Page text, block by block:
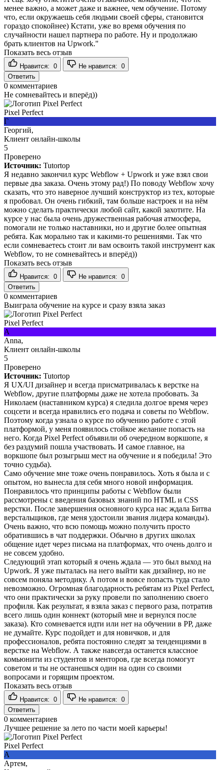
менее важно, а может даже и важнее, чем обучение. Потому
что, если окружаешь себя людьми своей сферы, становится
гораздо спокойнее) Кстати, уже во время обучения по
случайности нашел партнера по работе. Ну и продолжаю
брать клиентов на Upwork."
Показать весь отзыв
Нравится: 0 Не нравится: 0
Ответить
0 комментариев
Не сомневайтесь и вперёд))
Pixel Perfect
Г
Георгий,
Клиент онлайн-школы
5
Проверено
Источник: Tutortop
Я недавно закончил курс Webflow + Upwork и уже взял свои
первые два заказа. Очень этому рад!) По поводу Webflow хочу
сказать, что это наверное лучший конструктор из тех, которые
я пробовал. Он очень гибкий, там больше настроек и на нём
можно сделать практически любой сайт, какой захотите. На
курсе у нас была очень дружественная рабочая атмосфера,
помогали не только наставники, но и другие более опытная
ребята. Как морально так и какими-то решениями. Так что
если сомневаетесь стоит ли вам освоить такой инструмент как
Webflow, то не сомневайтесь и вперёд))
Показать весь отзыв
Нравится: 0 Не нравится: 0
Ответить
0 комментариев
Выиграла обучение на курсе и сразу взяла заказ
Pixel Perfect
A
Anna,
Клиент онлайн-школы
5
Проверено
Источник: Tutortop
Я UX/UI дизайнер и всегда присматривалась к верстке на
Webflow, другие платформы даже не хотела пробовать. За
Николаем (наставником курса) я следила долгое время через
соцсети и всегда нравились его подача и советы по Webflow.
Поэтому когда узнала о курсе по обучению работе с этой
платформой, у меня появилось стойкое желание попасть на
него. Когда Pixel Perfect объявили об очередном воркшопе, я
без раздумий пошла участвовать. И самое главное, на
воркшопе был розыгрыш мест на обучение и я победила! Это
точно судьба).
Само обучение мне тоже очень понравилось. Хоть я была и с
опытом, но вынесла для себя много новой информация.
Понравилось что принципы работы с Webflow были
рассмотрены с введения базовых знаний по HTML и CSS
верстки. После завершения основного курса нас ждала Битва
верстальщиков, где меня удостоили звания лидера команды).
Очень важно, что всю помощь можно получить просто
обратившись в чат поддержки. Обычно в других школах
общение идет через письма на платформах, что очень долго и
не совсем удобно.
Следующий этап который я очень ждала — это был выход на
Upwork. Я уже пыталась на него выйти как дизайнер, но не
совсем поняла методику. А потом и вовсе попасть туда стало
невозможно. Огромная благодарность ребятам из Pixel Perfect,
что они практически за руку провели по заполнению своего
профиля. Как результат, я взяла заказ с первого раза, потратив
всего лишь один коннект (который мне и вернулся после
заказа). Кто сомневается идти или нет на обучении в PP, даже
не думайте. Курс подойдет и для новичков, и для
профессионалов, ребята постоянно следят за тенденциями в
верстке на Webflow. А также навсегда останется классное
комьюнити из студентов и менторов, где всегда помогут
советом и ты не останешься один на один со своими
вопросами и горящим проектом.
Показать весь отзыв
Нравится: 0 Не нравится: 0
Ответить
0 комментариев
Лучшее решение за лето по части моей карьеры!
Pixel Perfect
А
Артем,